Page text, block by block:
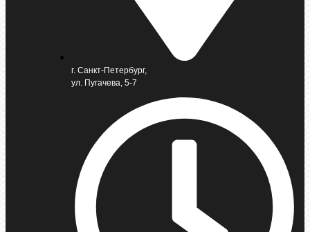
г. Санкт-Петербург,
ул. Пугачева, 5-7